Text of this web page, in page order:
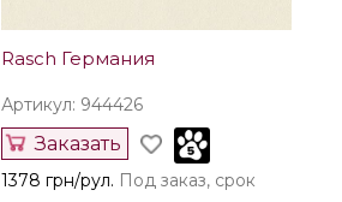
Rasch Германия
Артикул: 944426
Заказать
1378 грн/рул. Под заказ, срок